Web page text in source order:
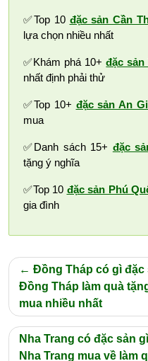
✅Top 10 đặc sản Cần
lựa chọn nhiều nhất
✅Khám phá 10+đặc sản
nhất định phải thử
✅Top 10+ đặc sản An
mua
✅Danh sách 15+ đặc
tặng ý nghĩa
✅Top 10 đặc sản Phú
gia đình
Điều
hướng
bài
viết
Đồng Tháp có gì đặc
Đồng Tháp làm quà
mua nhiều nhất
Nha Trang có đặc sản
Nha Trang mua về làm